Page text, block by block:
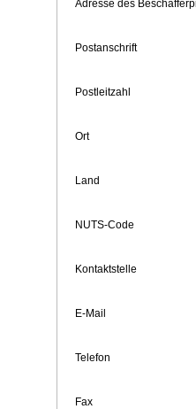
Adresse des
Postanschrift
Postleitzahl
Ort
Land
NUTS-Code
Kontaktstelle
E-Mail
Telefon
Fax